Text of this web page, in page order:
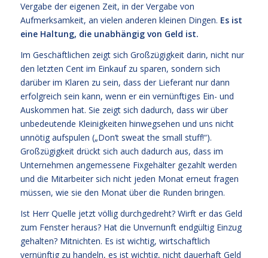
Vergabe der eigenen Zeit, in der Vergabe von
Aufmerksamkeit, an vielen anderen kleinen Dingen. Es ist
eine Haltung, die unabhängig von Geld ist.
Im Geschäftlichen zeigt sich Großzügigkeit darin, nicht nur
den letzten Cent im Einkauf zu sparen, sondern sich
darüber im Klaren zu sein, dass der Lieferant nur dann
erfolgreich sein kann, wenn er ein vernünftiges Ein- und
Auskommen hat. Sie zeigt sich dadurch, dass wir über
unbedeutende Kleinigkeiten hinwegsehen und uns nicht
unnötig aufspulen („Don’t sweat the small stuff!“).
Großzügigkeit drückt sich auch dadurch aus, dass im
Unternehmen angemessene Fixgehälter gezahlt werden
und die Mitarbeiter sich nicht jeden Monat erneut fragen
müssen, wie sie den Monat über die Runden bringen.
Ist Herr Quelle jetzt völlig durchgedreht? Wirft er das Geld
zum Fenster heraus? Hat die Unvernunft endgültig Einzug
gehalten? Mitnichten. Es ist wichtig, wirtschaftlich
vernünftig zu handeln, es ist wichtig, nicht dauerhaft Geld